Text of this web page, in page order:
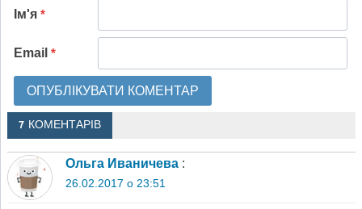
Ім'я *
Email *
7 КОМЕНТАРІВ
Ольга Иваничева :
26.02.2017 о 23:51